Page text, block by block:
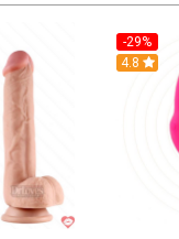
-29%
Hot
4.8